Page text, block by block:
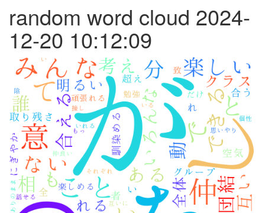
random word cloud 2024-
12-20 10:12:09